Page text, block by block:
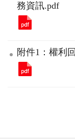
務資訊.pdf
附件1：權利